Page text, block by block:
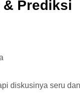
& Prediksi
diskusinya seru